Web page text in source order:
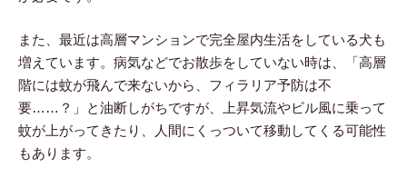
また、最近は高層マンションで完全屋内生活をしている犬も
増えています。病気などでお散歩をしていない時は、「高層
階には蚊が飛んで来ないから、フィラリア予防は不
要……？」と油断しがちですが、上昇気流やビル風に乗って
蚊が上がってきたり、人間にくっついて移動してくる可能性
もあります。